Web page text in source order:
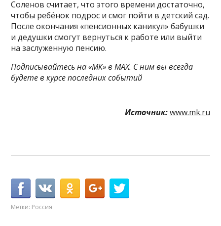
Соленов считает, что этого времени достаточно,
чтобы ребёнок подрос и смог пойти в детский сад.
После окончания «пенсионных каникул» бабушки
и дедушки смогут вернуться к работе или выйти
на заслуженную пенсию.
Подписывайтесь на «МК» в MAX. С ним вы всегда
будете в курсе последних событий
Источник: www.mk.ru
Метки: Россия